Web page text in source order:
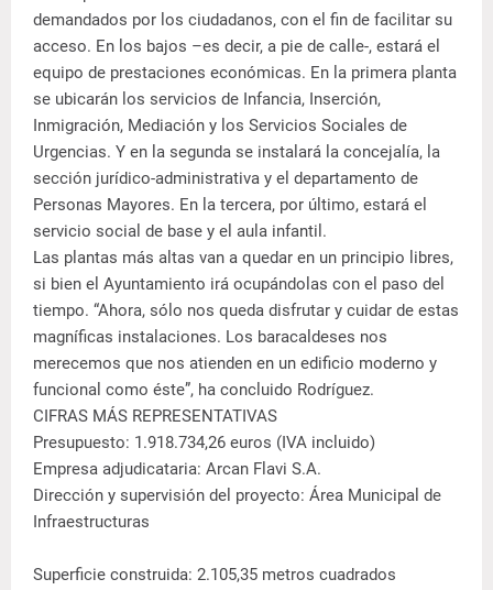
demandados por los ciudadanos, con el fin de facilitar su
acceso. En los bajos –es decir, a pie de calle-, estará el
equipo de prestaciones económicas. En la primera planta
se ubicarán los servicios de Infancia, Inserción,
Inmigración, Mediación y los Servicios Sociales de
Urgencias. Y en la segunda se instalará la concejalía, la
sección jurídico-administrativa y el departamento de
Personas Mayores. En la tercera, por último, estará el
servicio social de base y el aula infantil.
Las plantas más altas van a quedar en un principio libres,
si bien el Ayuntamiento irá ocupándolas con el paso del
tiempo. “Ahora, sólo nos queda disfrutar y cuidar de estas
magníficas instalaciones. Los baracaldeses nos
merecemos que nos atienden en un edificio moderno y
funcional como éste”, ha concluido Rodríguez.
CIFRAS MÁS REPRESENTATIVAS
Presupuesto: 1.918.734,26 euros (IVA incluido)
Empresa adjudicataria: Arcan Flavi S.A.
Dirección y supervisión del proyecto: Área Municipal de
Infraestructuras
Superficie construida: 2.105,35 metros cuadrados